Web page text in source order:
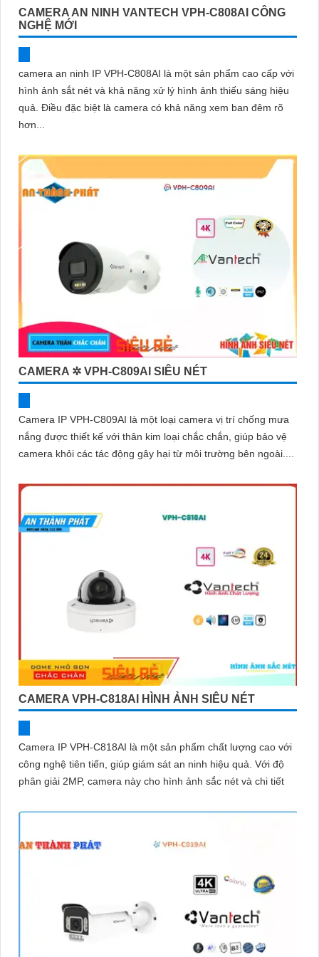
CAMERA AN NINH VANTECH VPH-C808AI CÔNG
NGHỆ MỚI
camera an ninh IP VPH-C808AI là một sản phẩm cao cấp với
hình ảnh sắt nét và khả năng xử lý hình ảnh thiếu sáng hiệu
quả. Điều đặc biệt là camera có khả năng xem ban đêm rõ
hơn...
CAMERA ✲ VPH-C809AI SIÊU NÉT
Camera IP VPH-C809AI là một loại camera vị trí chống mưa
nắng được thiết kế với thân kim loại chắc chắn, giúp bảo vệ
camera khỏi các tác động gây hại từ môi trường bên ngoài....
CAMERA VPH-C818AI HÌNH ẢNH SIÊU NÉT
Camera IP VPH-C818AI là một sản phẩm chất lượng cao với
công nghệ tiên tiến, giúp giám sát an ninh hiệu quả. Với độ
phân giải 2MP, camera này cho hình ảnh sắc nét và chi tiết